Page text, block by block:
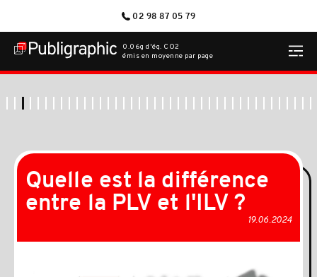
02 98 87 05 79
0.06g d'éq. CO2
émis en moyenne par page
Quelle est la différence
entre la PLV et l'ILV ?
19.06.2024